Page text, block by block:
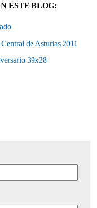
ESTE BLOG:
de Asturias 2011
39x28